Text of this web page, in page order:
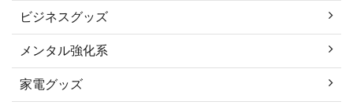
ビジネスグッズ
メンタル強化系
家電グッズ